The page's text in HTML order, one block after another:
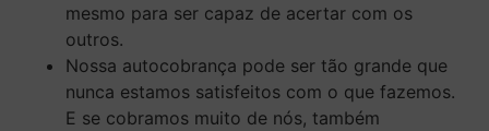
mesmo para ser capaz de acertar com os
outros.
Nossa autocobrança pode ser tão grande que
nunca estamos satisfeitos com o que fazemos.
E se cobramos muito de nós, também